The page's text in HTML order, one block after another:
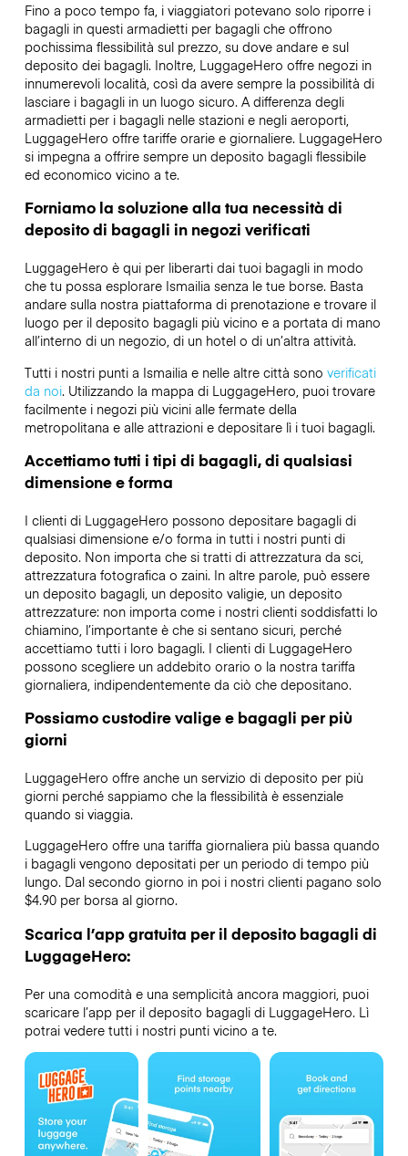
Fino a poco tempo fa, i viaggiatori potevano solo riporre i
bagagli in questi armadietti per bagagli che offrono
pochissima flessibilità sul prezzo, su dove andare e sul
deposito dei bagagli. Inoltre, LuggageHero offre negozi in
innumerevoli località, così da avere sempre la possibilità di
lasciare i bagagli in un luogo sicuro. A differenza degli
armadietti per i bagagli nelle stazioni e negli aeroporti,
LuggageHero offre tariffe orarie e giornaliere. LuggageHero
si impegna a offrire sempre un deposito bagagli flessibile
ed economico vicino a te.
Forniamo la soluzione alla tua necessità di
deposito di bagagli in negozi verificati
LuggageHero è qui per liberarti dai tuoi bagagli in modo
che tu possa esplorare Ismailia senza le tue borse. Basta
andare sulla nostra piattaforma di prenotazione e trovare il
luogo per il deposito bagagli più vicino e a portata di mano
all’interno di un negozio, di un hotel o di un’altra attività.
Tutti i nostri punti a Ismailia e nelle altre città sono verificati
da noi. Utilizzando la mappa di LuggageHero, puoi trovare
facilmente i negozi più vicini alle fermate della
metropolitana e alle attrazioni e depositare lì i tuoi bagagli.
Accettiamo tutti i tipi di bagagli, di qualsiasi
dimensione e forma
I clienti di LuggageHero possono depositare bagagli di
qualsiasi dimensione e/o forma in tutti i nostri punti di
deposito. Non importa che si tratti di attrezzatura da sci,
attrezzatura fotografica o zaini. In altre parole, può essere
un deposito bagagli, un deposito valigie, un deposito
attrezzature: non importa come i nostri clienti soddisfatti lo
chiamino, l’importante è che si sentano sicuri, perché
accettiamo tutti i loro bagagli. I clienti di LuggageHero
possono scegliere un addebito orario o la nostra tariffa
giornaliera, indipendentemente da ciò che depositano.
Possiamo custodire valige e bagagli per più
giorni
LuggageHero offre anche un servizio di deposito per più
giorni perché sappiamo che la flessibilità è essenziale
quando si viaggia.
LuggageHero offre una tariffa giornaliera più bassa quando
i bagagli vengono depositati per un periodo di tempo più
lungo. Dal secondo giorno in poi i nostri clienti pagano solo
$4.90 per borsa al giorno.
Scarica l’app gratuita per il deposito bagagli di
LuggageHero:
Per una comodità e una semplicità ancora maggiori, puoi
scaricare l’app per il deposito bagagli di LuggageHero. Lì
potrai vedere tutti i nostri punti vicino a te.